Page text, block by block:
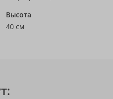
Высота
40 см